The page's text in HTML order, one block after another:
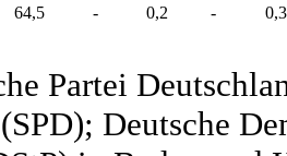
64,5 - 0,2 - 0,3
Partei
Deutsche